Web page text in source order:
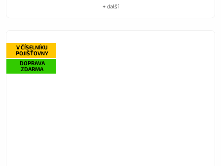
+ další
V ČÍSELNÍKU
POJIŠŤOVNY
DOPRAVA
ZDARMA